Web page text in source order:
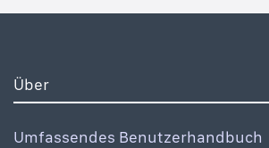
Über
Umfassendes Benutzerhandbuch